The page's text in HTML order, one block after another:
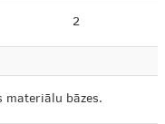
2
materiālu bāzes.